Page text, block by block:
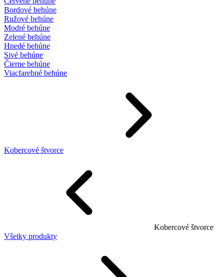
Bordové behúne
Ružové behúne
Modré behúne
Zelené behúne
Hnedé behúne
Sivé behúne
Čierne behúne
Viacfarebné behúne
Kobercové štvorce
Kobercové štvorce
Všetky produkty